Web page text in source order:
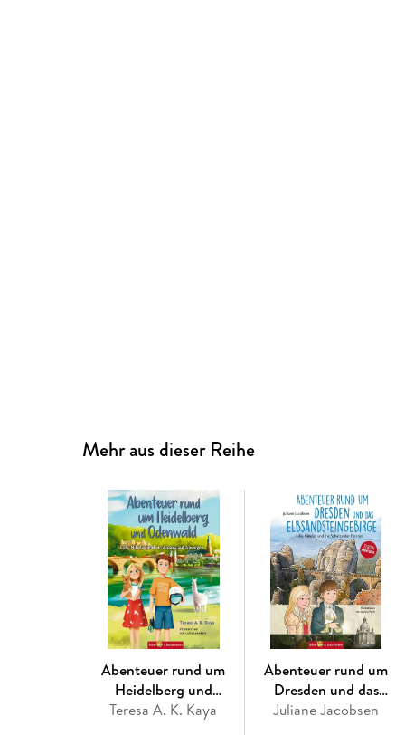
Mehr aus dieser Reihe
Abenteuer rund um
Heidelberg und
Odenwald - Lilly, Nikolas
Teresa A. K. Kaya
Abenteuer rund um
Dresden und das
Elbsandsteingebirge
Juliane Jacobsen